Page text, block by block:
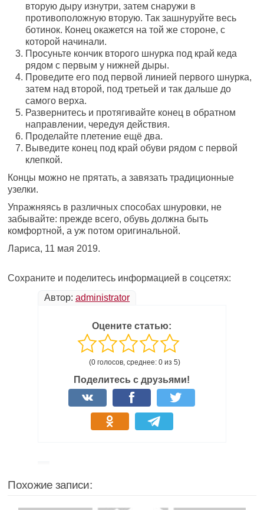
вторую дыру изнутри, затем снаружи в
противоположную вторую. Так зашнуруйте весь
ботинок. Конец окажется на той же стороне, с
которой начинали.
Просуньте кончик второго шнурка под край кеда
рядом с первым у нижней дыры.
Проведите его под первой линией первого шнурка,
затем над второй, под третьей и так дальше до
самого верха.
Развернитесь и протягивайте конец в обратном
направлении, чередуя действия.
Проделайте плетение ещё два.
Выведите конец под край обуви рядом с первой
клепкой.
Концы можно не прятать, а завязать традиционные
узелки.
Упражняясь в различных способах шнуровки, не
забывайте: прежде всего, обувь должна быть
комфортной, а уж потом оригинальной.
Лариса, 11 мая 2019.
Сохраните и поделитесь информацией в соцсетях:
Автор: administrator
Оцените статью:
(0 голосов, среднее: 0 из 5)
Поделитесь с друзьями!
Похожие записи: